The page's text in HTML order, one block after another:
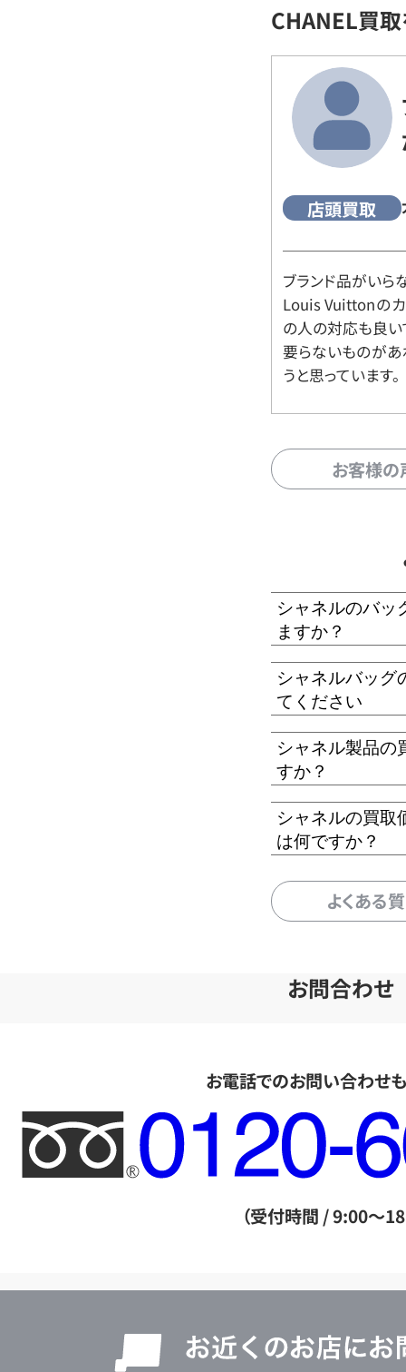
CHANEL買
店頭買取
ブランド品がいら
Louis Vuittonの
の人の対応も良い
要らないものがあ
うと思っています。
お客様
シャネルのバッ
ますか？
シャネルバッグ
てください
シャネル製品の
すか？
シャネルの買取
は何ですか？
よくある
お問合わせ
お電話でのお問い合わせ
フ
リ
ー
ル
（受付時間 / 9:00～